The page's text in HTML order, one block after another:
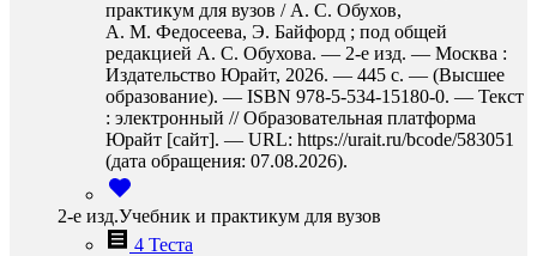
практикум для вузов / А. С. Обухов,
А. М. Федосеева, Э. Байфорд ; под общей
редакцией А. С. Обухова. — 2-е изд. — Москва :
Издательство Юрайт, 2026. — 445 с. — (Высшее
образование). — ISBN 978-5-534-15180-0. — Текст
: электронный // Образовательная платформа
Юрайт [сайт]. — URL: https://urait.ru/bcode/583051
(дата обращения: 07.08.2026).
2-е изд.Учебник и практикум для вузов
4 Теста